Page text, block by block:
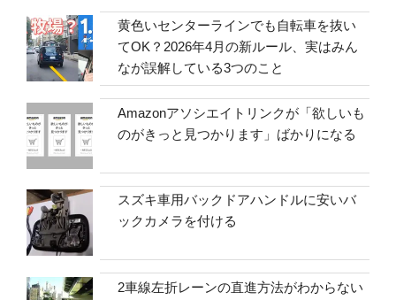
黄色いセンターラインでも自転車を抜い
てOK？2026年4月の新ルール、実はみん
なが誤解している3つのこと
Amazonアソシエイトリンクが「欲しいも
のがきっと見つかります」ばかりになる
スズキ車用バックドアハンドルに安いバ
ックカメラを付ける
2車線左折レーンの直進方法がわからない